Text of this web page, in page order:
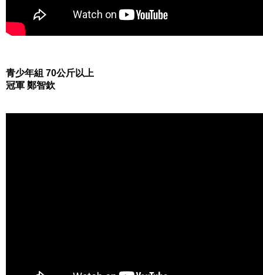
青少年組 70公斤以上
冠軍 鄭智欽